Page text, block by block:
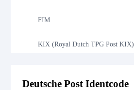
FIM
KIX (Royal Dutch TPG Post KIX)
Deutsche Post Identcode